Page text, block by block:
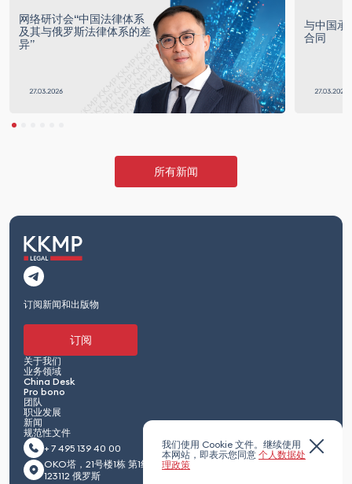
网络研讨会“中国法律体系
及其与俄罗斯法律体系的差
异”
与中国承
合同
所有新闻
我们使用 Cookie 文件。继续使用
本网站，即表示您同意 个人数据处
理政策
订阅新闻和出版物
订阅
关于我们
业务领域
China Desk
Pro bono
团队
职业发展
新闻
规范性文件
+ 7 495 139 40 00
OKO塔，21号楼1栋 第1红卫兵通道 莫斯科
123112 俄罗斯